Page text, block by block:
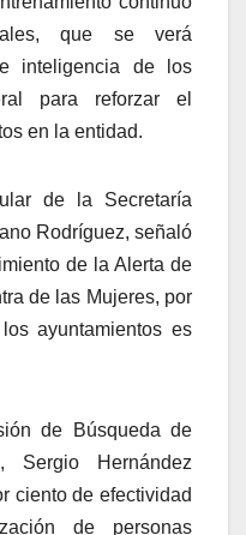
que se verá
inteligencia de los
para reforzar el
en la entidad.
de la Secretaría
Rodríguez, señaló
de la Alerta de
de las Mujeres, por
ayuntamientos es
de Búsqueda de
Sergio Hernández
ciento de efectividad
de personas